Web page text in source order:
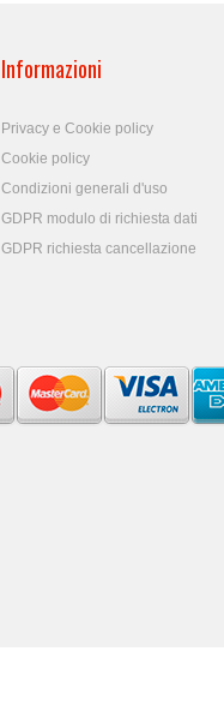
Informazioni
Privacy e Cookie policy
Cookie policy
Condizioni generali d'uso
GDPR modulo di richiesta dati
GDPR richiesta cancellazione